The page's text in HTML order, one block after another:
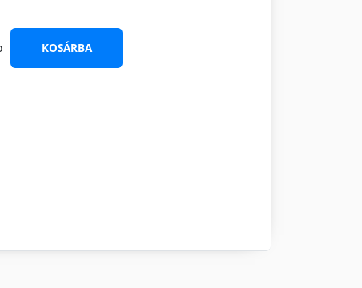
KOSÁRBA